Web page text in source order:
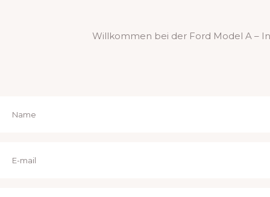
Willkommen bei der Ford Model A –